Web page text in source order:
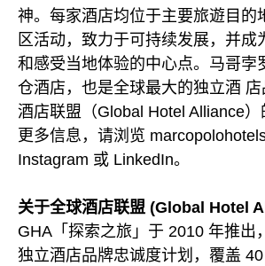
神。每家酒店均位于主要旅遊目的
区活动，致力于可持续发展，并成
和感受当地体验的中心点。马哥孛
仓酒店，也是全球最大的独立酒
酒店联盟（Global Hotel Alliance
更多信息，请浏览
Instagram 或 LinkedIn。
关于全球酒店联盟 (Global Hotel
GHA「探索之旅」于 2010 年推出
独立酒店品牌忠诚度计划，覆盖